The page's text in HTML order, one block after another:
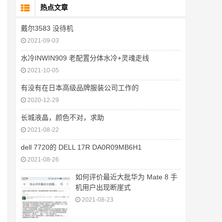
热点文章
戴尔3583 没待机
2021-09-03
水冷INWIN909 老配置分体水冷+灵魂走线
2021-10-05
有没有在日本高级品牌服装公司工作的
2020-12-29
长城液晶，颜色不对，求助
2021-08-22
dell 7720的 DELL 17R DA0R09MB6H1
2021-08-26
如何评价最近大批华为 Mate 8 手
机用户出现断崖式
2021-08-23